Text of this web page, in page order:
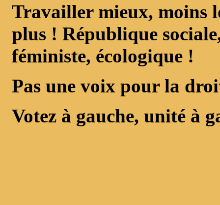
Travailler mieux, moins
plus ! République
féministe, écologique !
Pas une voix pour la
Votez à gauche, unité à